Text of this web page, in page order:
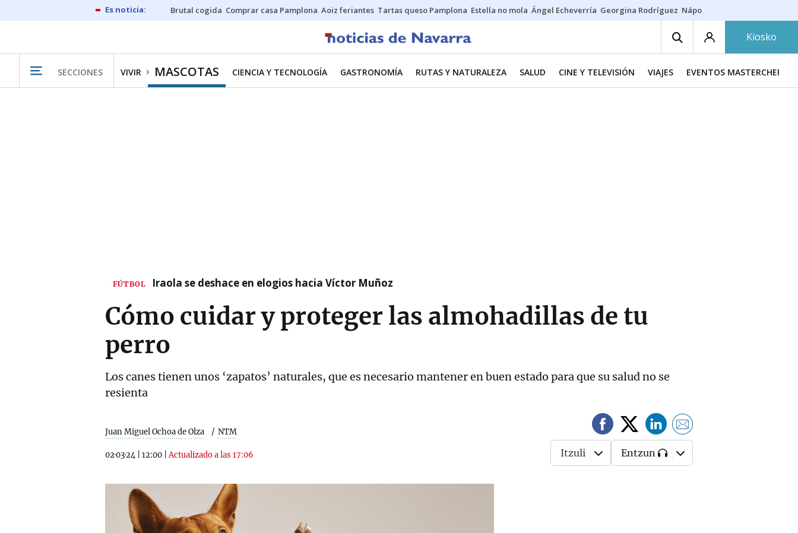
Brutal cogida Comprar casa Pamplona Aoiz feriantes Tartas queso Pamplona Estella no mola Ángel Echeverría Georgina Rodríguez Nápoles - Osasuna
Kiosko
SECCIONES VIVIR MASCOTAS CIENCIA Y TECNOLOGÍA GASTRONOMÍA RUTAS Y NATURALEZA SALUD CINE Y TELEVISIÓN VIAJES EVENTOS MASTERCHEF
FÚTBOL Iraola se deshace en elogios hacia Víctor Muñoz
Cómo cuidar y proteger las almohadillas de tu
perro
Los canes tienen unos ‘zapatos’ naturales, que es necesario mantener en buen estado para que su salud no se
resienta
Juan Miguel Ochoa de Olza NTM
02·03·24 12:00 |Actualizado a las 17:06 Itzuli Entzun